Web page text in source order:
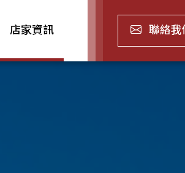
店家資訊 聯絡我